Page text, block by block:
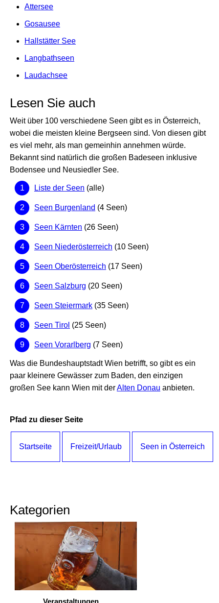
Attersee
Gosausee
Hallstätter See
Langbathseen
Laudachsee
Lesen Sie auch
Weit über 100 verschiedene Seen gibt es in Österreich,
wobei die meisten kleine Bergseen sind. Von diesen gibt
es viel mehr, als man gemeinhin annehmen würde.
Bekannt sind natürlich die großen Badeseen inklusive
Bodensee und Neusiedler See.
Liste der Seen (alle)
Seen Burgenland (4 Seen)
Seen Kärnten (26 Seen)
Seen Niederösterreich (10 Seen)
Seen Oberösterreich (17 Seen)
Seen Salzburg (20 Seen)
Seen Steiermark (35 Seen)
Seen Tirol (25 Seen)
Seen Vorarlberg (7 Seen)
Was die Bundeshauptstadt Wien betrifft, so gibt es ein
paar kleinere Gewässer zum Baden, den einzigen
großen See kann Wien mit derAlten Donau anbieten.
Pfad zu dieser Seite
Startseite Freizeit/Urlaub Seen in Österreich
Kategorien